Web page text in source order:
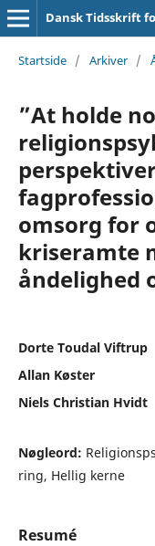
Dansk Tidsskrift
Startside / Arkiver /
”At holde
omsorg for
kriseramte
åndelighed
Dorte Toudal Viftrup
Allan Køster
Niels Christian Hvidt
Nøgleord:
ring, Hellig kerne
Resumé